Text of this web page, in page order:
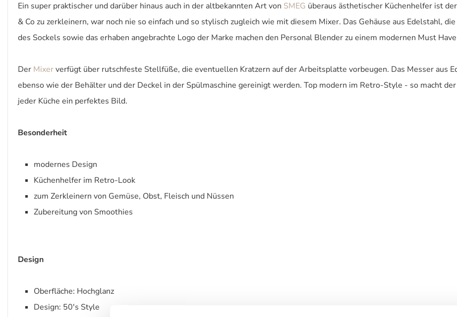
Ein super praktischer und darüber hinaus auch in der altbekannten Art von SMEG überaus ästhetischer Küchenhelfer ist
& Co zu zerkleinern, war noch nie so einfach und so stylisch zugleich wie mit diesem Mixer. Das Gehäuse aus Edelstahl,
des Sockels sowie das erhaben angebrachte Logo der Marke machen den Personal Blender zu einem modernen Must
Der Mixerverfügt über rutschfeste Stellfüße, die eventuellen Kratzern auf der Arbeitsplatte vorbeugen. Das Messer aus
ebenso wie der Behälter und der Deckel in der Spülmaschine gereinigt werden. Top modern im Retro-Style - so macht
jeder Küche ein perfektes Bild.
Besonderheit
modernes Design
Küchenhelfer im Retro-Look
zum Zerkleinern von Gemüse, Obst, Fleisch und Nüssen
Zubereitung von Smoothies
Design
Oberfläche: Hochglanz
Design: 50's Style